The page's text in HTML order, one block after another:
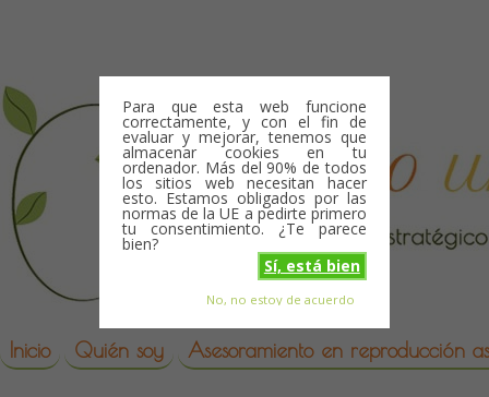
Para que esta web funcione
correctamente, y con el fin de
evaluar y mejorar, tenemos que
almacenar cookies en tu
ordenador. Más del 90% de todos
los sitios web necesitan hacer
esto. Estamos obligados por las
normas de la UE a pedirte primero
tu consentimiento. ¿Te parece
bien?
Sí, está bien
No, no estoy de acuerdo
reproduccion asistida
Skip to content
Inicio Quién soy Asesoramiento en reproducción